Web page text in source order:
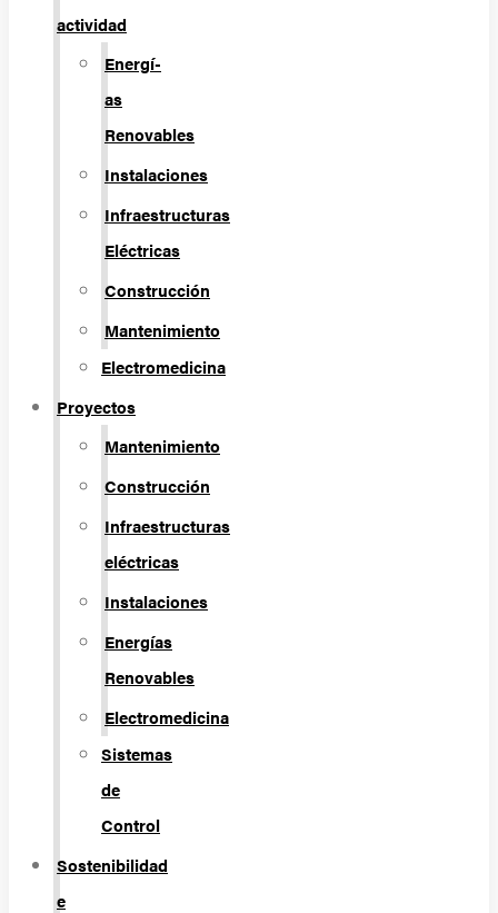
actividad
Energí­
as
Renovables
Instalaciones
Infraestructuras
Eléctricas
Construcción
Mantenimiento
Electromedicina
Proyectos
Mantenimiento
Construcción
Infraestructuras
eléctricas
Instalaciones
Energías
Renovables
Electromedicina
Sistemas
de
Control
Sostenibilidad
e